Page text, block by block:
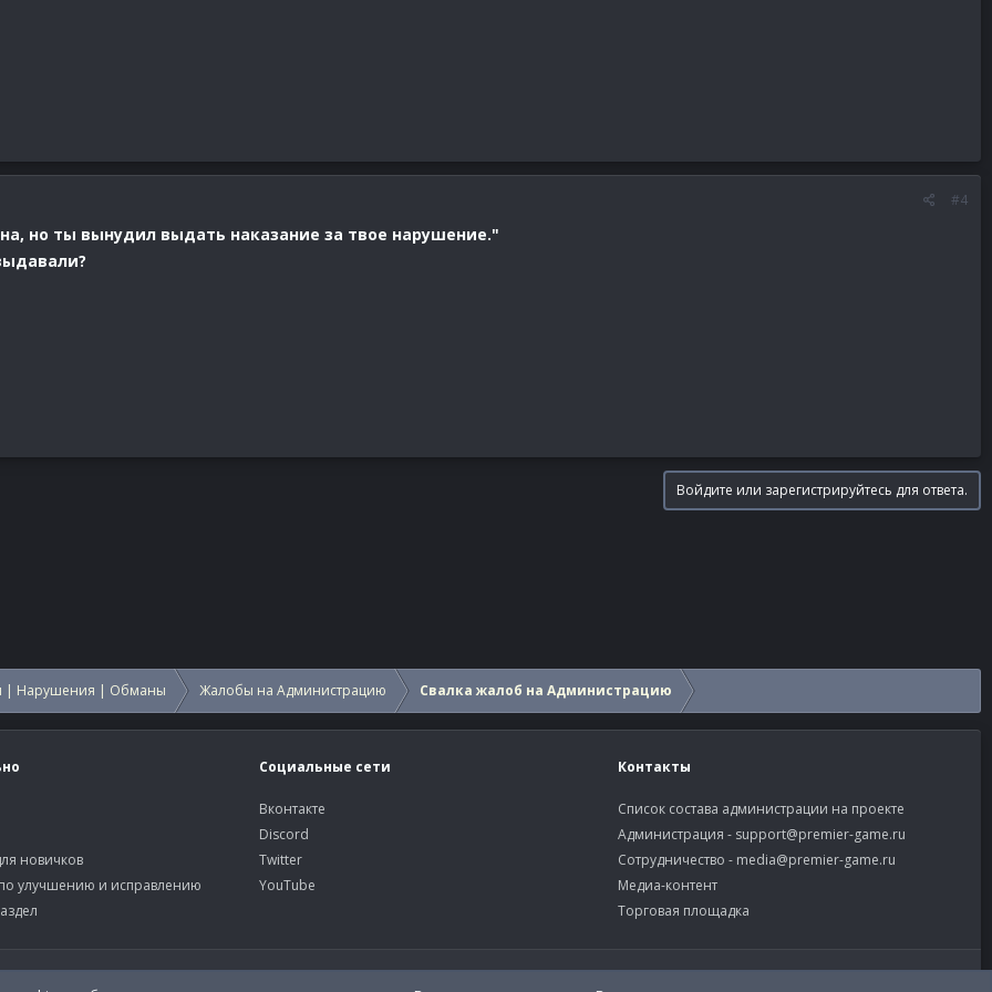
#4
но ты вынудил выдать наказание за твое нарушение."
Войдите или зарегистрируйтесь для ответа.
| Нарушения | Обманы Жалобы на Администрацию Свалка жалоб на Администрацию
новичков
улучшению и исправлению
Социальные сети
Вконтакте
Discord
Twitter
YouTube
Контакты
Список состава администрации на проекте
Администрация - support@premier-game.ru
Сотрудничество - media@premier-game.ru
Медиа-контент
Торговая площадка